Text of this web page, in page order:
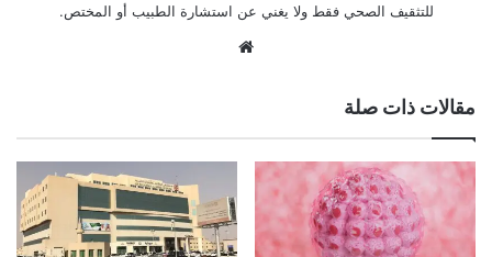
للتثقيف الصحي فقط ولا يغني عن استشارة الطبيب أو المختص.
مقالات ذات صلة